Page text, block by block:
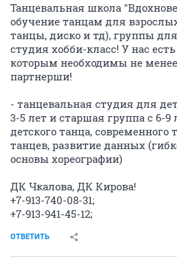
Танцевальная школа
обучение танцам для
танцы, диско и тд), группы
студия хобби-класс! У нас
которым необходимы не
партнерши!
- танцевальная студия для
3-5 лет и старшая группа с 6-
детского танца, современного
танцев, развитие данных
основы хореографии)
ДК Чкалова, ДК Кирова!
+7-913-740-08-31;
+7-913-941-45-12;
ОТВЕТИТЬ